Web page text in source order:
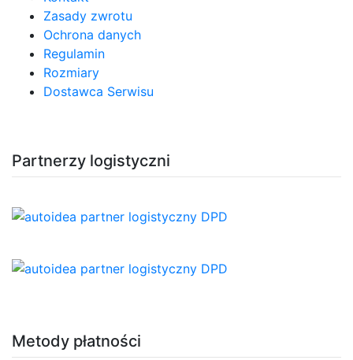
Zasady zwrotu
Ochrona danych
Regulamin
Rozmiary
Dostawca Serwisu
Partnerzy logistyczni
Metody płatności